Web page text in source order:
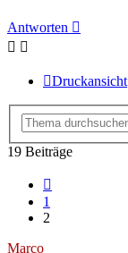
Antworten
Druckansicht
19 Beiträge
1
2
Marco